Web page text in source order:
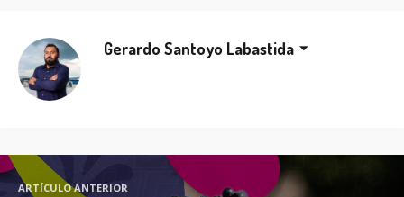
Gerardo Santoyo Labastida
ARTÍCULO ANTERIOR